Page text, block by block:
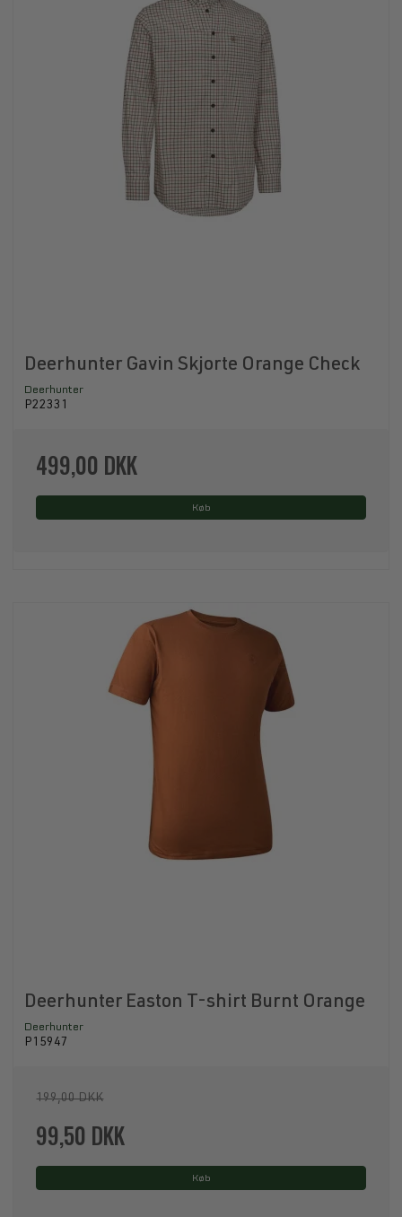
Deerhunter Gavin Skjorte Orange Check
Deerhunter
P22331
499,00 DKK
Køb
Deerhunter Easton T-shirt Burnt Orange
Deerhunter
P15947
199,00 DKK
99,50 DKK
Køb